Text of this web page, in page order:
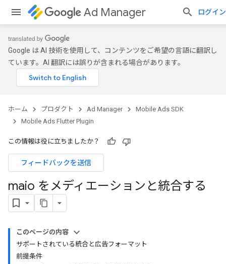
Ad Manager ログイン
Google は AI 技術を使用して、コンテンツをご希望の言語に翻訳し
ています。AI 翻訳には誤りが含まれる場合があります。
ホーム プロダクト Ad Manager
Mobile Ads SDK
Mobile Ads Flutter Plugin
この情報は役に立ちましたか？
フィードバックを送信
maio をメディエーションと統合する
このページの内容
サポートされている統合と広告フォーマット
前提条件